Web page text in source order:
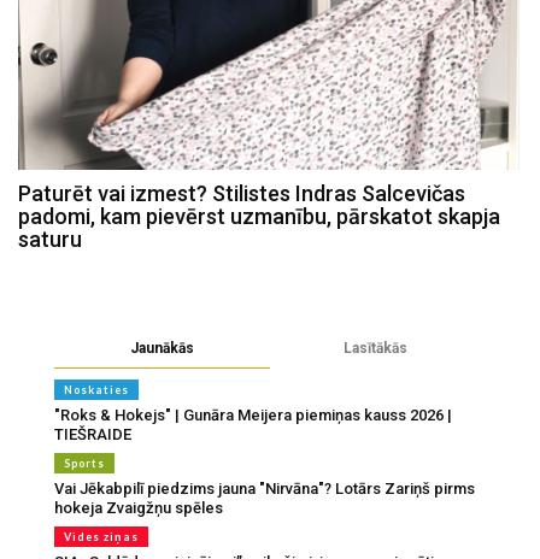
Paturēt vai izmest? Stilistes Indras Salcevičas
padomi, kam pievērst uzmanību, pārskatot skapja
saturu
Jaunākās Lasītākās
Noskaties
"Roks & Hokejs" | Gunāra Meijera piemiņas kauss 2026 |
TIEŠRAIDE
Sports
Vai Jēkabpilī piedzims jauna "Nirvāna"? Lotārs Zariņš pirms
hokeja Zvaigžņu spēles
Vides ziņas